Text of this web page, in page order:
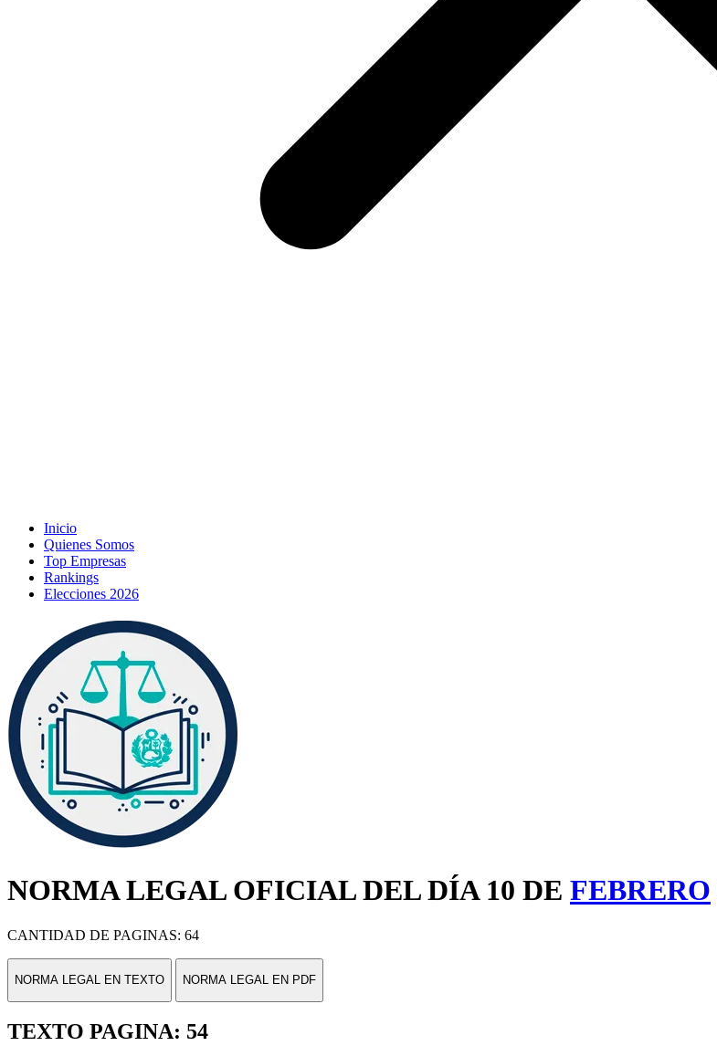
Inicio
Quienes Somos
Top Empresas
Rankings
Elecciones 2026
NORMA LEGAL OFICIAL DEL DÍA 10 DE FEBRERO
CANTIDAD DE PAGINAS: 64
NORMA LEGAL EN TEXTO NORMA LEGAL EN PDF
TEXTO PAGINA: 54